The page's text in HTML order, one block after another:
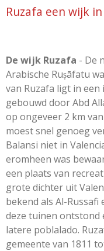
Ruzafa een wijk
De wijk Ruzafa - De
Arabische Ruṣāfatu
van Ruzafa ligt in
gebouwd door Abd
op ongeveer 2 km
moest snel genoeg
Balansi niet in
eromheen was
een plaats van
grote dichter uit
bekend als Al-Russafi
deze tuinen ontstond
latere poblalado.
gemeente van 1811